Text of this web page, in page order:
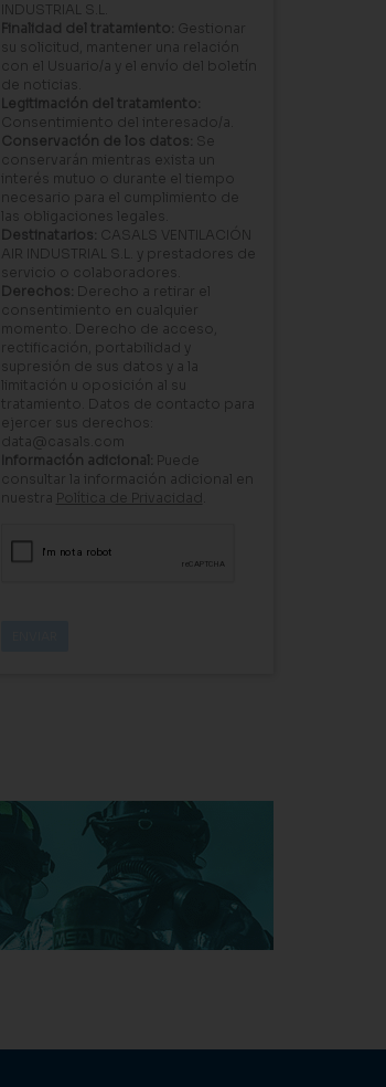
INDUSTRIAL S.L.
Finalidad del tratamiento: Gestionar
su solicitud, mantener una relación
con el Usuario/a y el envío del boletín
de noticias.
Legitimación del tratamiento:
Consentimiento del interesado/a.
Conservación de los datos: Se
conservarán mientras exista un
interés mutuo o durante el tiempo
necesario para el cumplimiento de
las obligaciones legales.
Destinatarios: CASALS VENTILACIÓN
AIR INDUSTRIAL S.L. y prestadores de
servicio o colaboradores.
Derechos: Derecho a retirar el
consentimiento en cualquier
momento. Derecho de acceso,
rectificación, portabilidad y
supresión de sus datos y a la
limitación u oposición al su
tratamiento. Datos de contacto para
ejercer sus derechos:
data@casals.com
Información adicional: Puede
consultar la información adicional en
nuestra Política de Privacidad